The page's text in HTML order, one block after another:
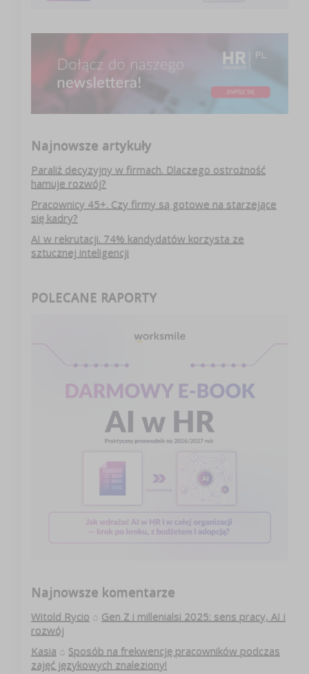
Najnowsze artykuły
Paraliż decyzyjny w firmach. Dlaczego ostrożność
hamuje rozwój?
Pracownicy 45+. Czy firmy są gotowe na starzejące
się kadry?
AI w rekrutacji. 74% kandydatów korzysta ze
sztucznej inteligencji
POLECANE RAPORTY
Najnowsze komentarze
Witold Rycio o Gen Z i millenialsi 2025: sens pracy, AI i
rozwój
Kasia o Sposób na frekwencję pracowników podczas
zajęć językowych znaleziony!